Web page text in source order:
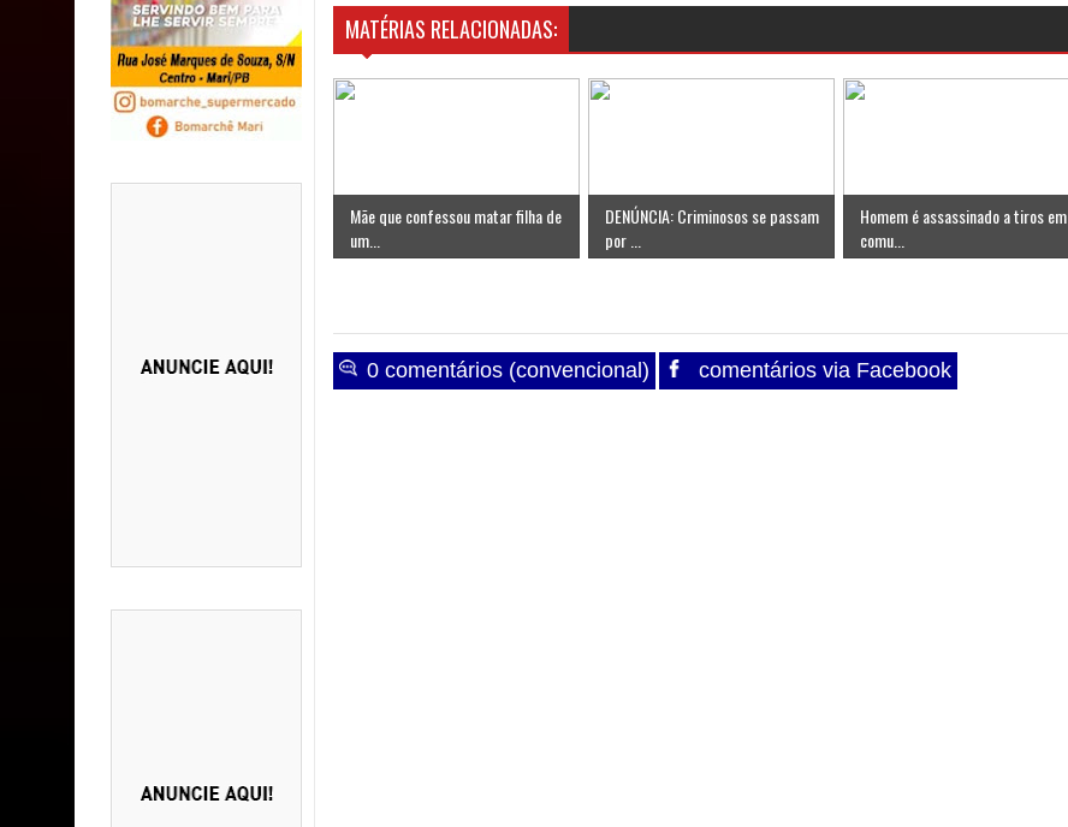
MATÉRIAS RELACIONADAS:
Mãe que confessou matar filha de
um...
DENÚNCIA: Criminosos se passam
por ...
Homem é assassinado a tiros em
comu...
0 comentários (convencional) comentários via Facebook